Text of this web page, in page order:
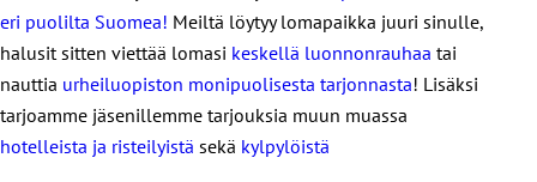
eri puolilta Suomea! Meiltä löytyy lomapaikka juuri sinulle,
halusit sitten viettää lomasi keskellä luonnonrauhaa tai
nauttia urheiluopiston monipuolisesta tarjonnasta! Lisäksi
tarjoamme jäsenillemme tarjouksia muun muassa
hotelleista ja risteilyistä sekä kylpylöistä